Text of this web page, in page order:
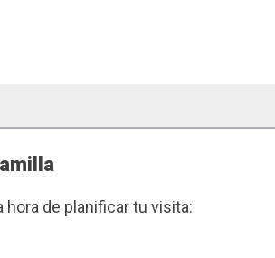
hora de planificar tu visita: